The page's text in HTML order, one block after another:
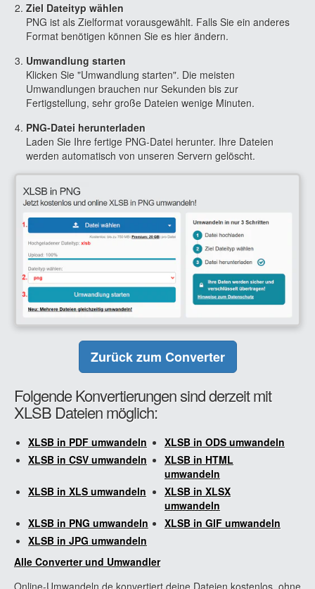
Ziel Dateityp wählen
PNG ist als Zielformat vorausgewählt. Falls Sie ein anderes
Format benötigen können Sie es hier ändern.
Umwandlung starten
Klicken Sie "Umwandlung starten". Die meisten
Umwandlungen brauchen nur Sekunden bis zur
Fertigstellung, sehr große Dateien wenige Minuten.
PNG-Datei herunterladen
Laden Sie Ihre fertige PNG-Datei herunter. Ihre Dateien
werden automatisch von unseren Servern gelöscht.
Zurück zum Converter
Folgende Konvertierungen sind derzeit mit
XLSB Dateien möglich:
XLSB in PDF umwandeln
XLSB in ODS umwandeln
XLSB in CSV umwandeln
XLSB in HTML
umwandeln
XLSB in XLS umwandeln
XLSB in XLSX
umwandeln
XLSB in PNG umwandeln
XLSB in GIF umwandeln
XLSB in JPG umwandeln
Alle Converter und Umwandler
Online-Umwandeln.de konvertiert deine Dateien kostenlos, ohne